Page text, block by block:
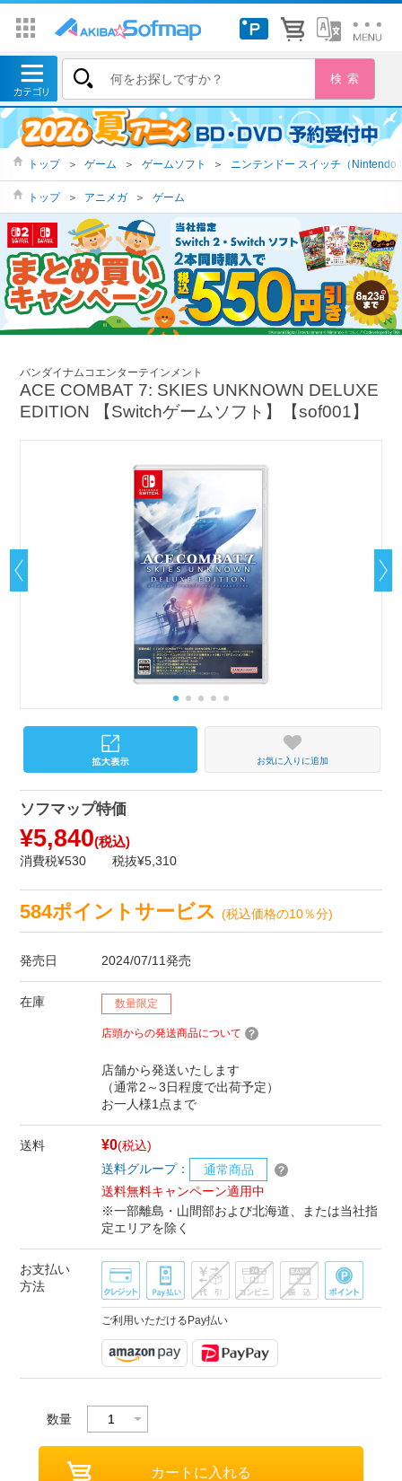
トップ ＞ ゲーム ＞ ゲームソフト ＞ ニンテンドー スイッチ（Nintendo
トップ ＞ アニメガ ＞ ゲーム
バンダイナムコエンターテインメント
ACE COMBAT 7: SKIES UNKNOWN DELUXE
EDITION 【Switchゲームソフト】【sof001】
お気に入りに追加
ソフマップ特価
¥5,840(税込)
消費税¥530 税抜¥5,310
584ポイントサービス(税込価格の10％分)
発売日 2024/07/11発売
在庫 数量限定
店頭からの発送商品について
店舗から発送いたします
（通常2～3日程度で出荷予定）
お一人様1点まで
送料 ¥0(税込)
送料グループ：
通常商品
送料無料キャンペーン適用中
※一部離島・山間部および北海道、または当社指
定エリアを除く
お支払い
方法
ご利用いただけるPay払い
数量